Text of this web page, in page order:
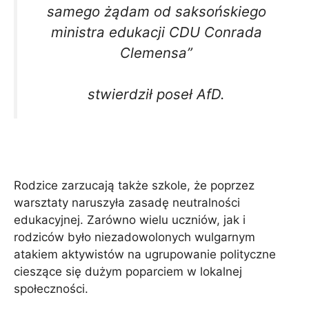
samego żądam od saksońskiego
ministra edukacji CDU Conrada
Clemensa”
stwierdził poseł AfD.
Rodzice zarzucają także szkole, że poprzez
warsztaty naruszyła zasadę neutralności
edukacyjnej. Zarówno wielu uczniów, jak i
rodziców było niezadowolonych wulgarnym
atakiem aktywistów na ugrupowanie polityczne
cieszące się dużym poparciem w lokalnej
społeczności.